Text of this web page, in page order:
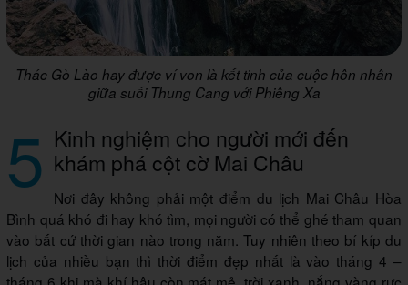
Thác Gò Lào hay được ví von là kết tinh của cuộc hôn nhân
giữa suối Thung Cang với Phiêng Xa
5 Kinh nghiệm cho người mới đến
khám phá cột cờ Mai Châu
Nơi đây không phải một điểm du lịch Mai Châu Hòa
Bình quá khó đi hay khó tìm, mọi người có thể ghé tham quan
vào bất cứ thời gian nào trong năm. Tuy nhiên theo bí kíp du
lịch của nhiều bạn thì thời điểm đẹp nhất là vào tháng 4 –